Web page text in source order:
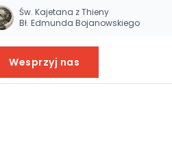
Św. Kajetana z Thieny
Bł. Edmunda Bojanowskiego
Wesprzyj nas